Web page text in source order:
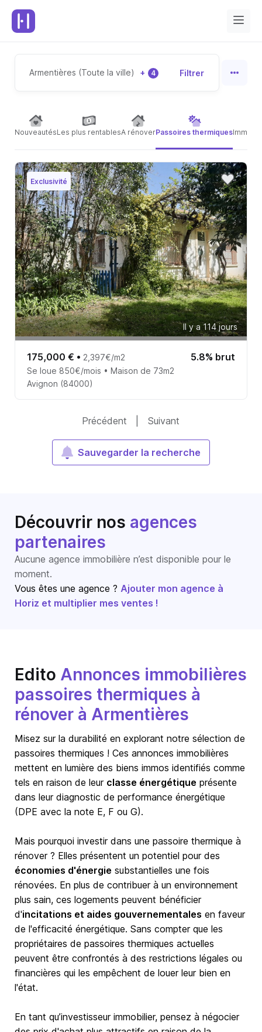
Armentières (Toute la ville) + 4 Filtrer
NouveautésLes plus rentablesA rénoverPassoires thermiques
Exclusivité
Il y a 114 jours
175,000 € • 2,397€/m2 5.8% brut
Se loue 850€/mois • Maison de 73m2
Avignon (84000)
Précédent Suivant
Sauvegarder la recherche
Découvrir nos agences
partenaires
Aucune agence immobilière n’est disponible pour le
moment.
Vous êtes une agence ? Ajouter mon agence à
Horiz et multiplier mes ventes !
Edito Annonces immobilières
passoires thermiques à
rénover à Armentières
Misez sur la durabilité en explorant notre sélection de
passoires thermiques ! Ces annonces immobilières
mettent en lumière des biens immos identifiés comme
tels en raison de leur classe énergétique présente
dans leur diagnostic de performance énergétique
(DPE avec la note E, F ou G).
Mais pourquoi investir dans une passoire thermique à
rénover ? Elles présentent un potentiel pour des
économies d'énergie substantielles une fois
rénovées. En plus de contribuer à un environnement
plus sain, ces logements peuvent bénéficier
d'incitations et aides gouvernementales en faveur
de l'efficacité énergétique. Sans compter que les
propriétaires de passoires thermiques actuelles
peuvent être confrontés à des restrictions légales ou
financières qui les empêchent de louer leur bien en
l'état.
En tant qu’investisseur immobilier, pensez à négocier